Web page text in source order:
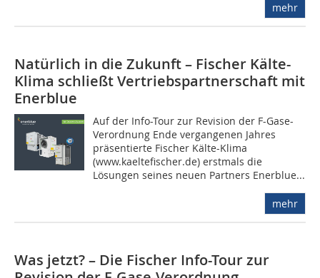
mehr
Natürlich in die Zukunft – Fischer Kälte-
Klima schließt Vertriebspartnerschaft mit
Enerblue
Auf der Info-Tour zur Revision der F-Gase-
Verordnung Ende vergangenen Jahres
präsentierte Fischer Kälte-Klima
(www.kaeltefischer.de) erstmals die
Lösungen seines neuen Partners Enerblue...
mehr
Was jetzt? – Die Fischer Info-Tour zur